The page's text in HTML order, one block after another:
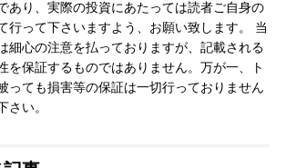
あり、実際の投資にあたっては読者ご自身の
行って下さいますよう、お願い致します。 当
細心の注意を払っておりますが、記載される
を保証するものではありません。万が一、ト
っても損害等の保証は一切行っておりません
さい。